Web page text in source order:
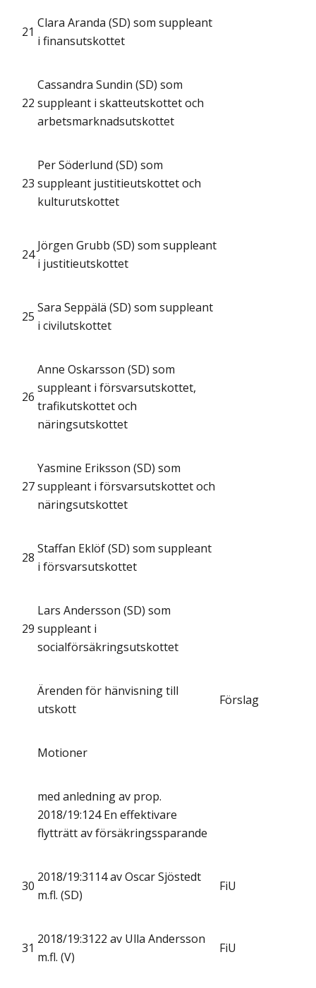
21
Clara Aranda (SD) som suppleant
i finansutskottet
22
Cassandra Sundin (SD) som
suppleant i skatteutskottet och
arbetsmarknadsutskottet
23
Per Söderlund (SD) som
suppleant justitieutskottet och
kulturutskottet
24
Jörgen Grubb (SD) som suppleant
i justitieutskottet
25
Sara Seppälä (SD) som suppleant
i civilutskottet
26
Anne Oskarsson (SD) som
suppleant i försvarsutskottet,
trafikutskottet och
näringsutskottet
27
Yasmine Eriksson (SD) som
suppleant i försvarsutskottet och
näringsutskottet
28
Staffan Eklöf (SD) som suppleant
i försvarsutskottet
29
Lars Andersson (SD) som
suppleant i
socialförsäkringsutskottet
Ärenden för hänvisning till
utskott
Förslag
Motioner
med anledning av prop.
2018/19:124 En effektivare
flytträtt av försäkringssparande
30
2018/19:3114 av Oscar Sjöstedt
m.fl. (SD)
FiU
31
2018/19:3122 av Ulla Andersson
m.fl. (V)
FiU